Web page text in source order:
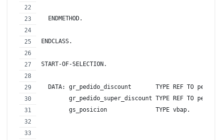
  ENDMETHOD.
ENDCLASS.
START-OF-SELECTION.
DATA: gr_pedido_discount       TYPE REF TO
gr_pedido_super_discount TYPE REF TO
        gs_posicion              TYPE vbap.